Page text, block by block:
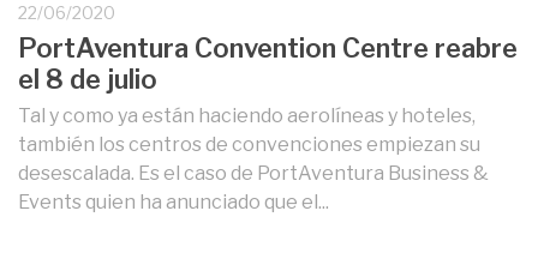
22/06/2020
PortAventura Convention Centre reabre
el 8 de julio
Tal y como ya están haciendo aerolíneas y hoteles,
también los centros de convenciones empiezan su
desescalada. Es el caso de PortAventura Business &
Events quien ha anunciado que el...